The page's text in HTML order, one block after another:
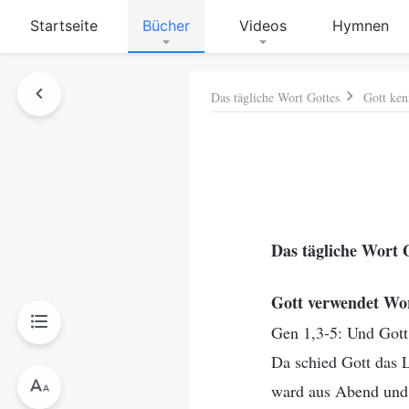
Startseite Bücher Videos Hymnen
Das tägliche Wort Gottes Gott
Das tägliche Wort
Gott verwendet
Gen 1,3-5: Und
Da schied Gott das
ward aus Abend